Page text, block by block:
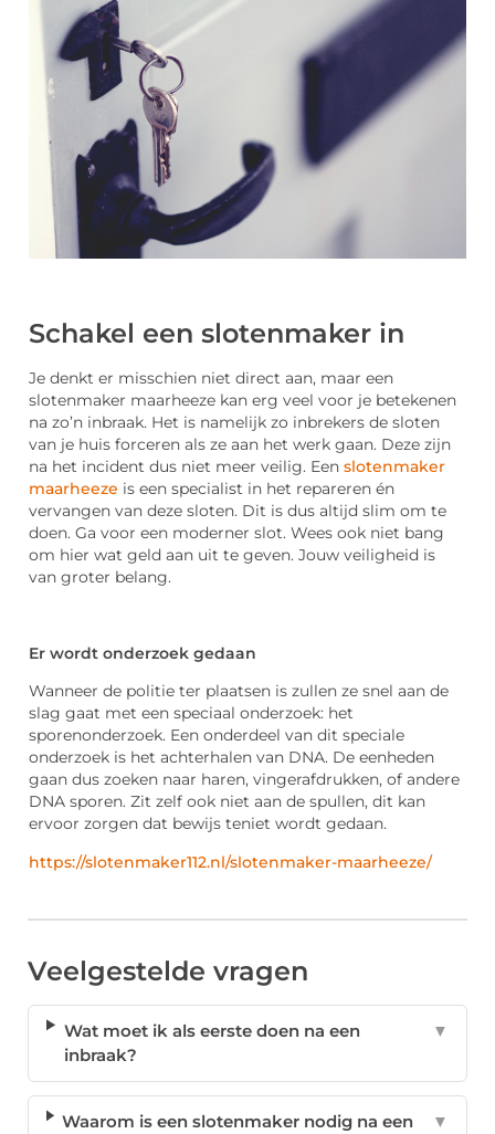
Schakel een slotenmaker in
Je denkt er misschien niet direct aan, maar een
slotenmaker maarheeze kan erg veel voor je betekenen
na zo’n inbraak. Het is namelijk zo inbrekers de sloten
van je huis forceren als ze aan het werk gaan. Deze zijn
na het incident dus niet meer veilig. Een slotenmaker
maarheeze is een specialist in het repareren én
vervangen van deze sloten. Dit is dus altijd slim om te
doen. Ga voor een moderner slot. Wees ook niet bang
om hier wat geld aan uit te geven. Jouw veiligheid is
van groter belang.
Er wordt onderzoek gedaan
Wanneer de politie ter plaatsen is zullen ze snel aan de
slag gaat met een speciaal onderzoek: het
sporenonderzoek. Een onderdeel van dit speciale
onderzoek is het achterhalen van DNA. De eenheden
gaan dus zoeken naar haren, vingerafdrukken, of andere
DNA sporen. Zit zelf ook niet aan de spullen, dit kan
ervoor zorgen dat bewijs teniet wordt gedaan.
https://slotenmaker112.nl/slotenmaker-maarheeze/
Veelgestelde vragen
Wat moet ik als eerste doen na een
inbraak?
▼
Waarom is een slotenmaker nodig na een
▼